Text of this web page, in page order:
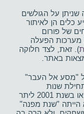
על הגולשים
כלים הן לאיתור
של פורום
מערכות הפעלה
). זאת, לצד חלוקה
באתר.
"מסע אל העבר"
שנות
האלפיים, או בשנת 2001 ליתר
הייתה "שנת מפנה"